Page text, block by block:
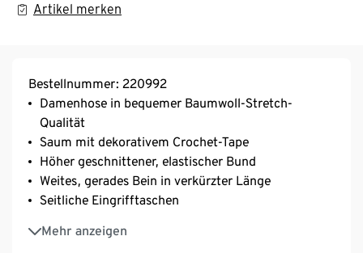
Artikel merken
Bestellnummer: 220992
Damenhose in bequemer Baumwoll-Stretch-
Qualität
Saum mit dekorativem Crochet-Tape
Höher geschnittener, elastischer Bund
Weites, gerades Bein in verkürzter Länge
Seitliche Eingrifftaschen
Mehr anzeigen
Mit Elasthan: formbeständig, perfekter Sitz, hoher
Tragekomfort